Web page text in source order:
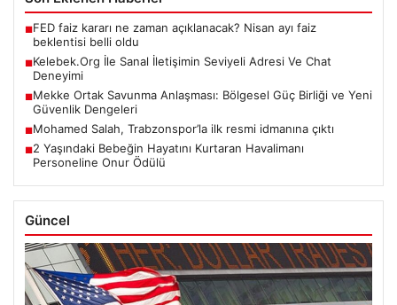
■FED faiz kararı ne zaman açıklanacak? Nisan ayı faiz
beklentisi belli oldu
■Kelebek.Org İle Sanal İletişimin Seviyeli Adresi Ve Chat
Deneyimi
■Mekke Ortak Savunma Anlaşması: Bölgesel Güç Birliği ve Yeni
Güvenlik Dengeleri
■Mohamed Salah, Trabzonspor’la ilk resmi idmanına çıktı
■2 Yaşındaki Bebeğin Hayatını Kurtaran Havalimanı
Personeline Onur Ödülü
Güncel